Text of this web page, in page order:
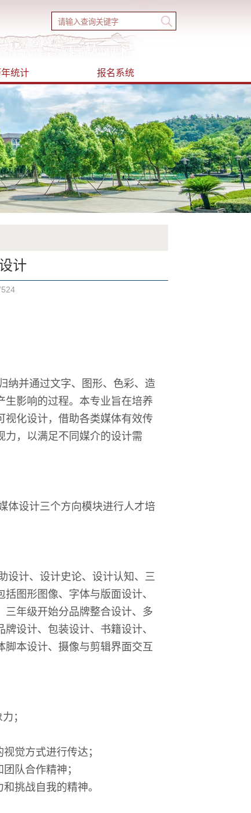
统计 报名系统
计
纳并通过文字、图形、色彩、造
影响的过程。本专业旨在培养
化设计，借助各类媒体有效传
，以满足不同媒介的设计需
体设计三个方向模块进行人才培
设计、设计史论、设计认知、三
图形图像、字体与版面设计、
年级开始分品牌整合设计、多
设计、包装设计、书籍设计、
本设计、摄像与剪辑界面交互
；
觉方式进行传达；
队合作精神；
挑战自我的精神。